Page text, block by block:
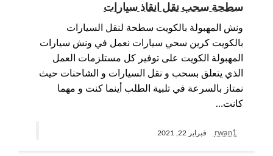
سطحة سحب نقل انقاذ سيارات
ونش المهبولة بالكويت سطحة لنقل السيارات
بالكويت كرين سحي سيارات نعمل في ونش سيارات
المهبولة الكويت على توفير كل مستلزمات العمل
الذي يتعلق بسحب و نقل السيارات و الشاحنات حيث
نمتاز بالسرعة في تلبية الطلب أينما كنت و مهما
كانت…
rwan1 فبراير 22, 2021